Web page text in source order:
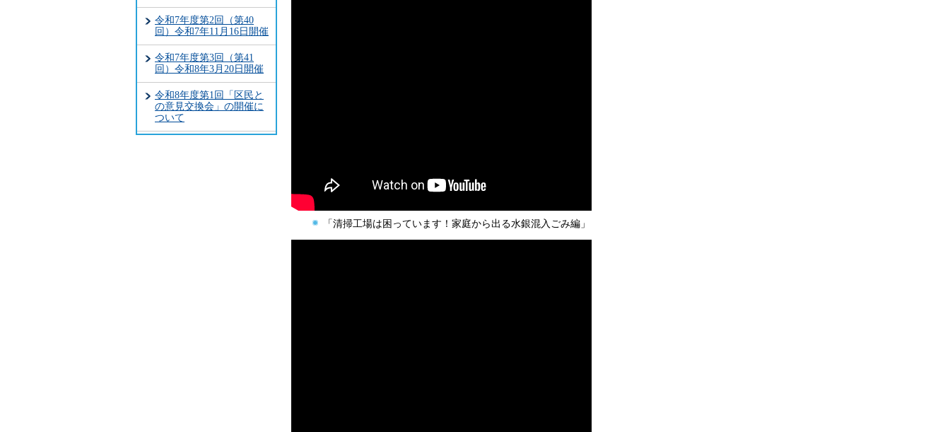
令和7年度第2回（第40
回）令和7年11月16日開催
令和7年度第3回（第41
回）令和8年3月20日開催
令和8年度第1回「区民と
の意見交換会」の開催に
ついて
「清掃工場は困っています！家庭から出る水銀混入ごみ編」